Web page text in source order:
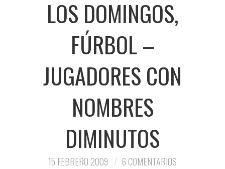
LOS DOMINGOS,
FÚRBOL –
JUGADORES CON
NOMBRES
DIMINUTOS
15 FEBRERO 2009 6 COMENTARIOS